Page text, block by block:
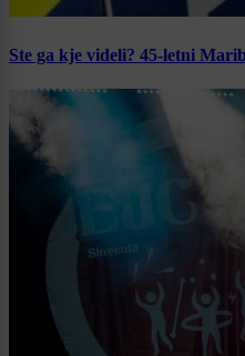
Ste ga kje videli? 45-letni